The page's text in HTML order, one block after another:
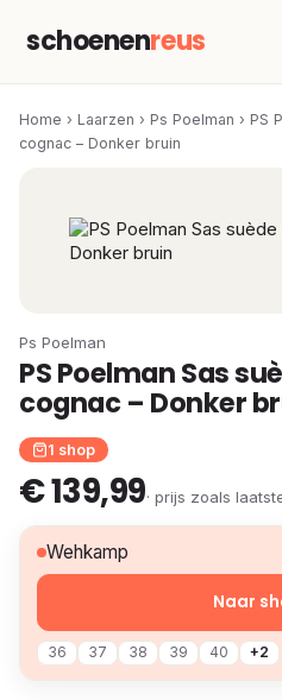
schoenenreus
Home › Laarzen › Ps Poelman › PS
cognac – Donker bruin
Ps Poelman
PS Poelman Sas
cognac – Donker
1 shop
€ 139,99· prijs zoals
Wehkamp
36 37 38 39 40 +2
Naar